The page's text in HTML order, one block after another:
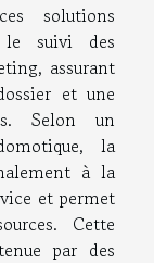
solutions
le suivi des
assurant
et une
Selon un
la
à la
et permet
Cette
par des